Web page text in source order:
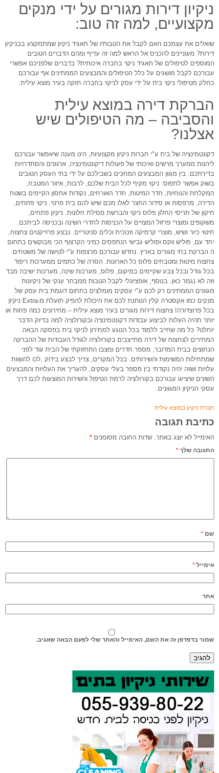
ניקיון דירות מגורים על ידי מנקים
מקצועיים, למה זה טוב:
שואלים את עצמכם האם לקבל את הטבותיו של תאגיד ניקיון שמתמקצע בבניקיון
דירות? מעוניינים להכניס אל הראש למה זה עדיף ומהם הדברים הטובים
המוספים לטיפולים של תאגיד ניקוי בחברה איכותית? בדברים שלפניכם אפשרי
עבורכם לקבל מושגים על כלל הטיפולים והמבצעים הממתינים אף עבורכם
כחלק מטיפולי ניקוי בית על ידי עסק לניקוי בחברה חזקה בעיר מוצא עילית.
הברקת דירה במוצא עילית
והסביבה – מה הטיפולים שיש
אצלנו?
דקונטמינציה של בית ע"י חברות ניקיון מקצועיות, הינו מענה שיאפשר עבורכם
ליהנות ממערך מרשים ואיכותי של פעולות דיקונטמינציה, ארגונים והסתדרויות
בדירתכם. בין מגוון המבצעים המחכים בשבילכם על ידי בתי העסק הטובים
בשוק אפשר לתפוס: ניקוי מקיף לכל הבית שלכם, לרבות, איזור המטבח,
המקלחת והנוחיות, חדר המיטות, חדר האורחים, נקודות אחסון הקיימים בשטח
הדירה, מרפסות או סידור החצר לאלו מכם שיש להם בית פרטי. ניקוי פתחים,
תיקון של תריסי החלון פלוס ניקוי והברשת מסילת חלונות. ניקיון פתחים,
משקופים ומוצרי פרזול המצויים על הכניסות לחדרי השינה ובכניסה לביתכם.
חיטוי כיור ושיש, מוצרי קרמיקה וזכוכית וכלים סניטריים. נבצע פרוייקטים צחצוח,
יחד עם, פוליש ווקס ופוליש גבישי הנתפסים כמיני הקרצוף הכי מבוקשים בתחום
ה הברקת בתי מגורים בארץ. נחדש עבורכם מרצפות ע"י לטישה של משטחים.
צחצוח מיטות ומטבחים פלוס כל הארונות. הסרה של כתמים ממערכות ריפוד
בכל גודל ובכל צבע שקיימים במיקום, פלוס, מערכות שינה, מערכות ישיבה מבד
וזה לא נגמר כאן. בנוסף, אופציונלי לקבל הטבות ממבחר ענקי של ניקיונות
מגוונים הממתינים רק לכם ע"י עסקים מומלצים בתחום דוגמת בית עסק של
מנקים כמו אקסטרה קלין הנותנת לכם את היכולת להפיק תועלת מ-Extra ניקיון
בכל פרוצדורה! צחצוח דירות מגורים בעיר מוצא עילית – מחירונים כמה פחות או
יותר תהיה העלות לביצוע עבודות דקונטמינציה ובקורולציה למה בדיוק הדבר
יוחלט? כל מה שחייב ללמוד בכל הנוגע למחירון לניקוי בית בפסקה הבאה.
המחירים לצחצוח של דירה מתייצבים בקורולציה לגודל העבודות של ההברקה
הנחוצים בבית המדובר, מספר חדרים ומצבו התחזוקתי של הבית עוד לפני
שמתחילות המשימות והשירותים. בכל המקרים, צריך לבצע בידוק ,לכו להשוות
עלויות ושזה יהיה נקודתי בין מספר בעלי עסקים, להעריך את העלויות והמבצעים
השונים שיציעו עבורכם בקורולציה לרמת הטיפול והשירות המוצעות לכם דרך
עסקי הניקיון המגוונים.
חברת ניקיון במוצא עילית
כתיבת תגובה
האימייל לא יוצג באתר. שדות החובה מסומנים *
התגובה שלך *
שם *
אימייל *
אתר
שמור בדפדפן זה את השם, האימייל והאתר שלי לפעם הבאה שאגיב.